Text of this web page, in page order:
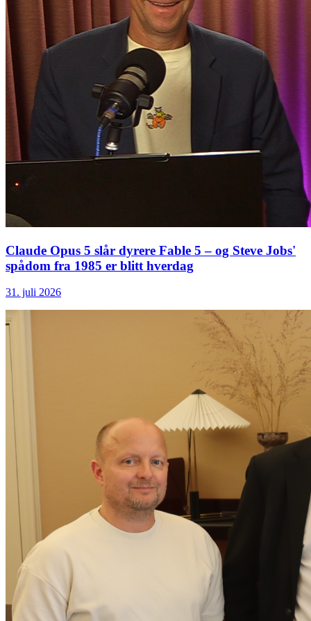
Claude Opus 5 slår dyrere Fable 5 – og Steve Jobs'
spådom fra 1985 er blitt hverdag
31. juli 2026